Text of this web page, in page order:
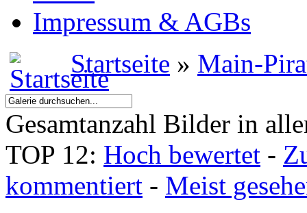
Impressum & AGBs
Startseite » Main-
Gesamtanzahl Bilder in
TOP 12: Hoch bewertet -
kommentiert - Meist